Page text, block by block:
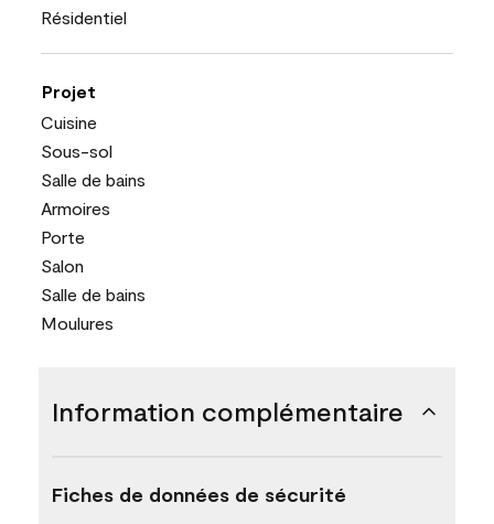
Résidentiel
Projet
Cuisine
Sous-sol
Salle de bains
Armoires
Porte
Salon
Salle de bains
Moulures
Information complémentaire
Fiches de données de sécurité